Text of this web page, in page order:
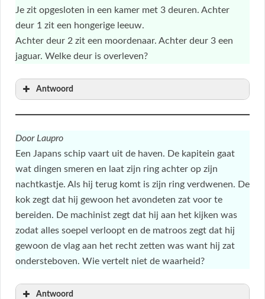
Je zit opgesloten in een kamer met 3 deuren. Achter
deur 1 zit een hongerige leeuw.
Achter deur 2 zit een moordenaar. Achter deur 3 een
jaguar. Welke deur is overleven?
Antwoord
Door Laupro
Een Japans schip vaart uit de haven. De kapitein gaat
wat dingen smeren en laat zijn ring achter op zijn
nachtkastje. Als hij terug komt is zijn ring verdwenen. De
kok zegt dat hij gewoon het avondeten zat voor te
bereiden. De machinist zegt dat hij aan het kijken was
zodat alles soepel verloopt en de matroos zegt dat hij
gewoon de vlag aan het recht zetten was want hij zat
ondersteboven. Wie vertelt niet de waarheid?
Antwoord